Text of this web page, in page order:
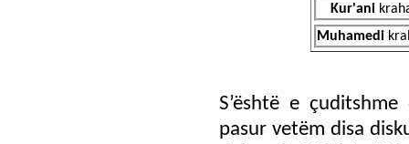
Kur'ani
Muhamedi
S’është e
pasur vetëm disa